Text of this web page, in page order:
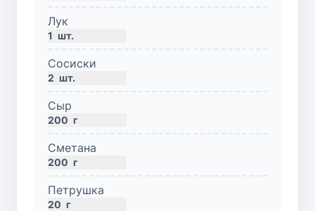
Лук
1 шт.
Сосиски
2 шт.
Сыр
200 г
Сметана
200 г
Петрушка
20 г